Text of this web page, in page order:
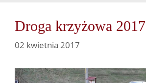
Droga krzyżowa 2017
02 kwietnia 2017